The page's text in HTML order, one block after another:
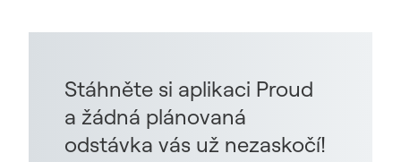
Stáhněte si aplikaci Proud
a žádná plánovaná
odstávka vás už nezaskočí!